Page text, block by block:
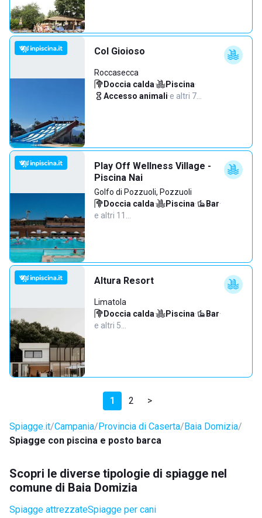
Col Gioioso
Roccasecca
Doccia calda· Piscina·
Accesso animali·e altri 7…
Play Off Wellness Village -
Piscina Nai
Golfo di Pozzuoli, Pozzuoli
Doccia calda· Piscina· Bar·
e altri 11…
Altura Resort
Limatola
Doccia calda· Piscina· Bar·
e altri 5…
1 2 >
Spiagge.it Campania Provincia di Caserta Baia Domizia
Spiagge con piscina e posto barca
Scopri le diverse tipologie di spiagge nel
comune di Baia Domizia
Spiagge attrezzateSpiagge per cani